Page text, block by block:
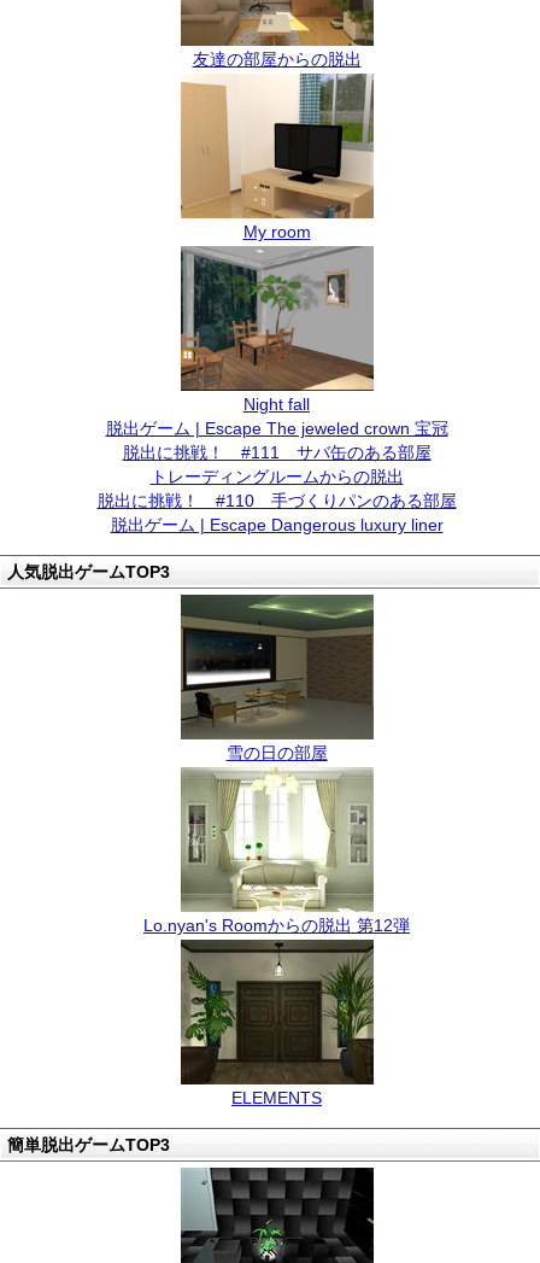
友達の部屋からの脱出
My room
Night fall
脱出ゲーム | Escape The jeweled crown 宝冠
脱出に挑戦！ #111 サバ缶のある部屋
トレーディングルームからの脱出
脱出に挑戦！ #110 手づくりパンのある部屋
脱出ゲーム | Escape Dangerous luxury liner
人気脱出ゲームTOP3
雪の日の部屋
Lo.nyan's Roomからの脱出 第12弾
ELEMENTS
簡単脱出ゲームTOP3